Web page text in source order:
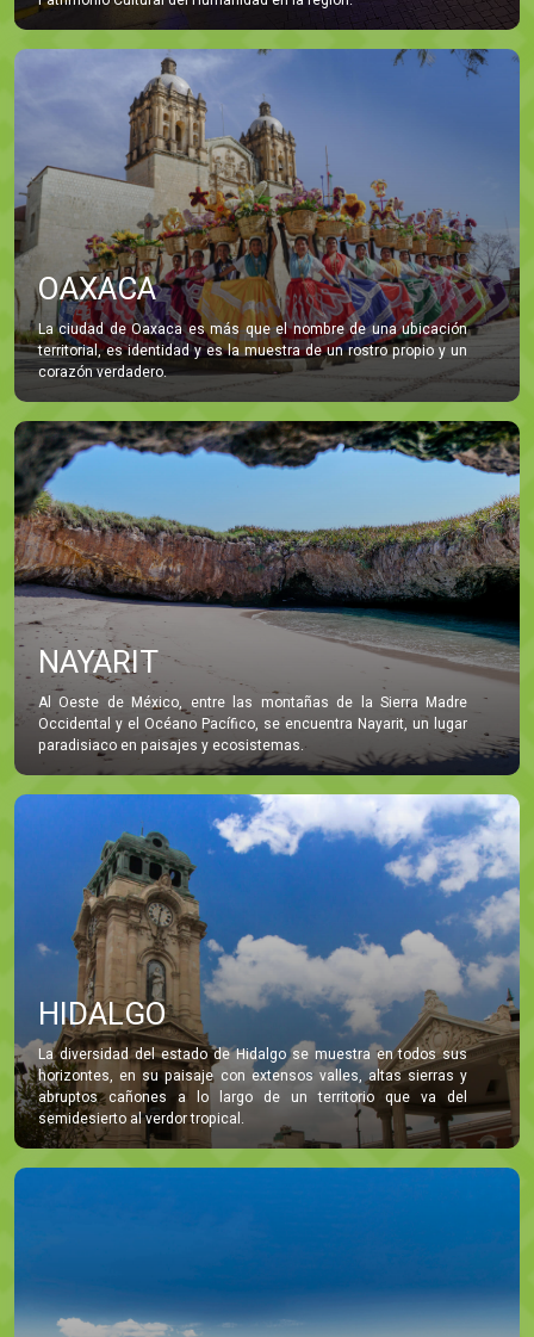
OAXACA
La ciudad de Oaxaca es más que el nombre de una ubicación
territorial, es identidad y es la muestra de un rostro propio y un
corazón verdadero.
NAYARIT
Al Oeste de México, entre las montañas de la Sierra Madre
Occidental y el Océano Pacífico, se encuentra Nayarit, un lugar
paradisiaco en paisajes y ecosistemas.
HIDALGO
La diversidad del estado de Hidalgo se muestra en todos sus
horizontes, en su paisaje con extensos valles, altas sierras y
abruptos cañones a lo largo de un territorio que va del
semidesierto al verdor tropical.